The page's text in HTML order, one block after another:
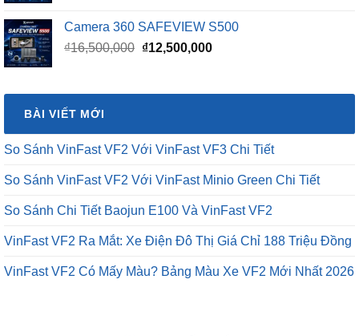
Camera 360 SAFEVIEW S500
₫16,500,000 Giá
₫16,500,000.
₫12,500,000Giá
là:
BÀI VIẾT MỚI
So Sánh VinFast VF2 Với VinFast VF3 Chi Tiết
So Sánh VinFast VF2 Với VinFast Minio Green Chi Tiết
So Sánh Chi Tiết Baojun E100 Và VinFast VF2
VinFast VF2 Ra Mắt: Xe Điện Đô Thị Giá Chỉ 188 Triệu Đồng
VinFast VF2 Có Mấy Màu? Bảng Màu Xe VF2 Mới Nhất 2026